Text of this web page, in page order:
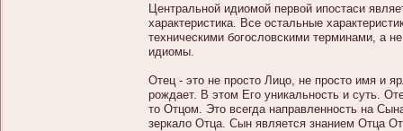
Центральной идиомой первой ипостаси
характеристика. Все остальные
техническими богословскими терминами, а
идиомы.
Отец - это не просто Лицо, не просто имя и
рождает. В этом Его уникальность и суть.
то Отцом. Это всегда направленность на
зеркало Отца. Сын является знанием Отца